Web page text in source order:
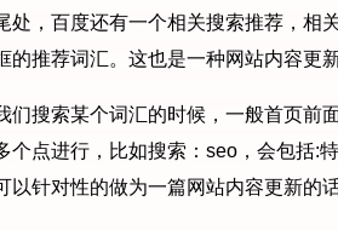
处，百度还有一个相关搜索推荐，相
的推荐词汇。这也是一种网站内容更
们搜索某个词汇的时候，一般首页前
个点进行，比如搜索：seo，会包括:
以针对性的做为一篇网站内容更新的